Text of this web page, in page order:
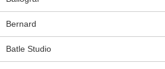
Bernard
Batle Studio